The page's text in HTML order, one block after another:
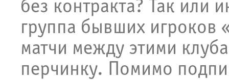
без контракта? Так или
группа бывших игроков
матчи между этими
перчинку. Помимо